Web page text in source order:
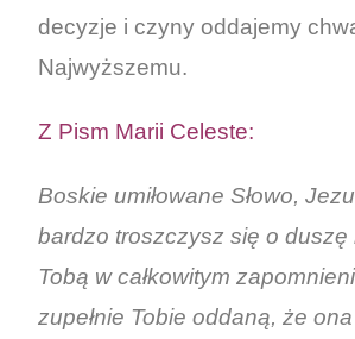
decyzje i czyny oddajemy
Najwyższemu.
Z Pism Marii Celeste:
Boskie umiłowane Słowo,
bardzo troszczysz się o duszę
Tobą w całkowitym
zupełnie Tobie oddaną, że